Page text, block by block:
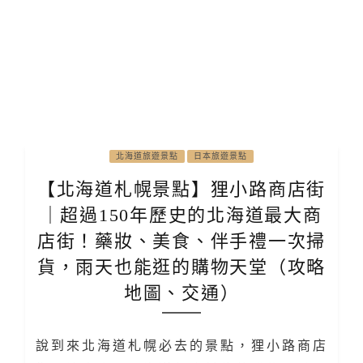
北海道旅遊景點 日本旅遊景點
【北海道札幌景點】狸小路商店街
｜超過150年歷史的北海道最大商
店街！藥妝、美食、伴手禮一次掃
貨，雨天也能逛的購物天堂（攻略
地圖、交通）
說到來北海道札幌必去的景點，狸小路商店